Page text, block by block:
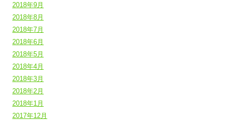
2018年9月
2018年8月
2018年7月
2018年6月
2018年5月
2018年4月
2018年3月
2018年2月
2018年1月
2017年12月